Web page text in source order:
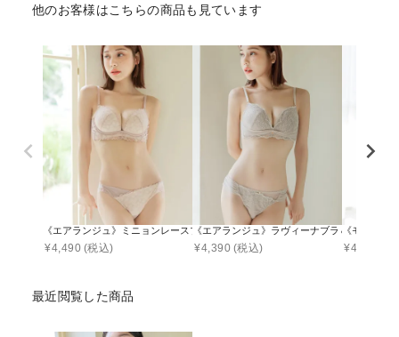
他のお客様はこちらの商品も見ています
《エアランジュ》ミニョンレースブラ＆ショーツ
¥4,490 (税込)
《エアランジュ》ラヴィーナブラ＆ショーツ
¥4,390 (税込)
《モーニン
¥4,890
最近閲覧した商品